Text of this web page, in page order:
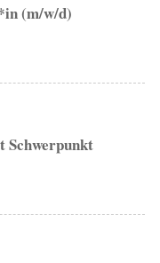
(m/w/d)